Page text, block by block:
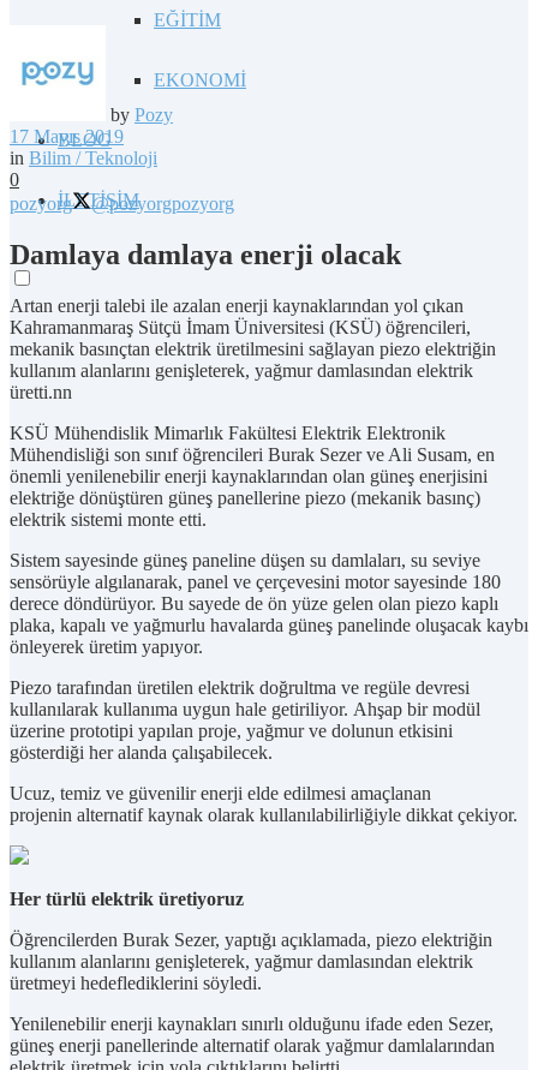
EĞİTİM
EKONOMİ
BLOG
İLETİŞİM
by Pozy
17 Mayıs 2019
in Bilim / Teknoloji
0
pozyorg
@pozyorgpozyorg
Damlaya damlaya enerji olacak
Artan enerji talebi ile azalan enerji kaynaklarından yol çıkan
Kahramanmaraş Sütçü İmam Üniversitesi (KSÜ) öğrencileri,
mekanik basınçtan elektrik üretilmesini sağlayan piezo elektriğin
kullanım alanlarını genişleterek, yağmur damlasından elektrik
üretti.nn
KSÜ Mühendislik Mimarlık Fakültesi Elektrik Elektronik
Mühendisliği son sınıf öğrencileri Burak Sezer ve Ali Susam, en
önemli yenilenebilir enerji kaynaklarından olan güneş enerjisini
elektriğe dönüştüren güneş panellerine piezo (mekanik basınç)
elektrik sistemi monte etti.
Sistem sayesinde güneş paneline düşen su damlaları, su seviye
sensörüyle algılanarak, panel ve çerçevesini motor sayesinde 180
derece döndürüyor. Bu sayede de ön yüze gelen olan piezo kaplı
plaka, kapalı ve yağmurlu havalarda güneş panelinde oluşacak kaybı
önleyerek üretim yapıyor.
Piezo tarafından üretilen elektrik doğrultma ve regüle devresi
kullanılarak kullanıma uygun hale getiriliyor. Ahşap bir modül
üzerine prototipi yapılan proje, yağmur ve dolunun etkisini
gösterdiği her alanda çalışabilecek.
Ucuz, temiz ve güvenilir enerji elde edilmesi amaçlanan
projenin alternatif kaynak olarak kullanılabilirliğiyle dikkat çekiyor.
Her türlü elektrik üretiyoruz
Öğrencilerden Burak Sezer, yaptığı açıklamada, piezo elektriğin
kullanım alanlarını genişleterek, yağmur damlasından elektrik
üretmeyi hedeflediklerini söyledi.
Yenilenebilir enerji kaynakları sınırlı olduğunu ifade eden Sezer,
güneş enerji panellerinde alternatif olarak yağmur damlalarından